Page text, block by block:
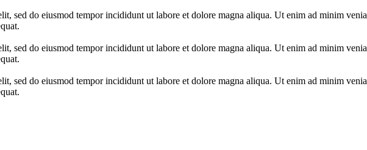
sed do eiusmod tempor incididunt ut labore et dolore magna aliqua. Ut enim ad minim
sed do eiusmod tempor incididunt ut labore et dolore magna aliqua. Ut enim ad minim
sed do eiusmod tempor incididunt ut labore et dolore magna aliqua. Ut enim ad minim